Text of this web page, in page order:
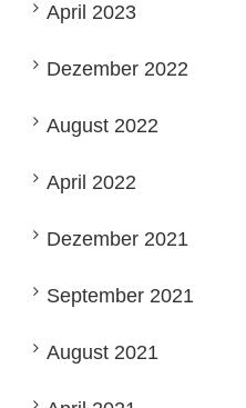
April 2023
Dezember 2022
August 2022
April 2022
Dezember 2021
September 2021
August 2021